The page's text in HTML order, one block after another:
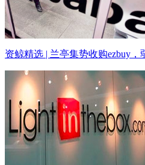
资鲸精选 | 兰亭集势收购ezbuy，